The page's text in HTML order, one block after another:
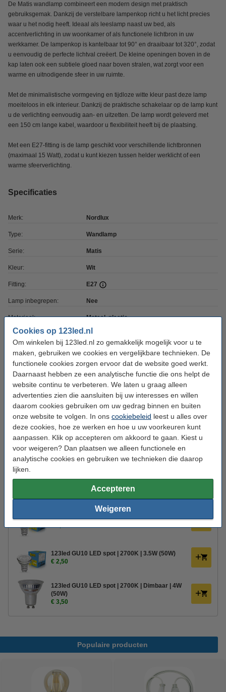
Cookies op 123led.nl
Om winkelen bij 123led.nl zo gemakkelijk mogelijk voor u te
maken, gebruiken we cookies en vergelijkbare technieken. De
functionele cookies zorgen ervoor dat de website goed werkt.
Daarnaast hebben ze een analytische functie die ons helpt de
website continu te verbeteren. We laten u graag alleen
advertenties zien die aansluiten bij uw interesses en willen
daarom cookies gebruiken om uw gedrag binnen en buiten
onze website te volgen. In ons cookiebeleid leest u alles over
deze cookies, hoe ze werken en hoe u uw voorkeuren kunt
aanpassen. Klik op accepteren om akkoord te gaan. Kiest u
voor weigeren? Dan plaatsen we alleen functionele en
analytische cookies en gebruiken we technieken die daarop
lijken.
Accepteren
Weigeren
De Matis wandlamp combineert een modern design met praktisch
gebruiksgemak. Dankzij de verstelbare lampenkop richt u het licht precies
waar u het nodig heeft. Ideaal als leeslamp naast uw bed, als
accentverlichting in uw woonkamer of als functionele lichtbron in uw
werkkamer. De lampenkop is kantelbaar tot 90° en draaibaar tot 320°, zodat
u eenvoudig de perfecte lichtval creëert. De kleine openingen boven in de
kap laten ook een subtiele gloed naar boven stralen, wat zorgt voor een
warme en uitnodigende sfeer in uw ruimte.
Met de minimalistische vormgeving en tijdloze witte kleur past deze lamp
moeiteloos in elk interieur. Dankzij de praktische schakelaar op de lamp kunt
u de verlichting eenvoudig aan- en uitzetten. De lamp wordt geleverd met
een 150 cm lange kabel, waardoor u flexibiliteit heeft bij de plaatsing.
Met een E27-fitting is de lamp geschikt voor verschillende lichtbronnen
(maximaal 15 Watt), zodat u kunt kiezen tussen helder werklicht of een
warme sfeerverlichting.
Specificaties
Merk: Nordlux
Type: Wandlamp
Serie: Matis
Kleur: Wit
Fitting: E27
Lamp inbegrepen: Nee
Materiaal: Metaal, plastic
Voltage: 220-240 V
Hoogte: 17 cm
Diepte: 12,5 cm
Beschermingsniveau: IP20
Klasse: II
n.v.t.
Handleiding: Handleiding
Oud voor nieuw:
123led GU10 LED spot | 2700K | 2.4W (35W)
123led GU10 LED spot | 2700K | 3.5W (50W)
€ 2,50
123led GU10 LED spot | 2700K | Dimbaar | 4W
(50W)
€ 3,50
Populaire producten